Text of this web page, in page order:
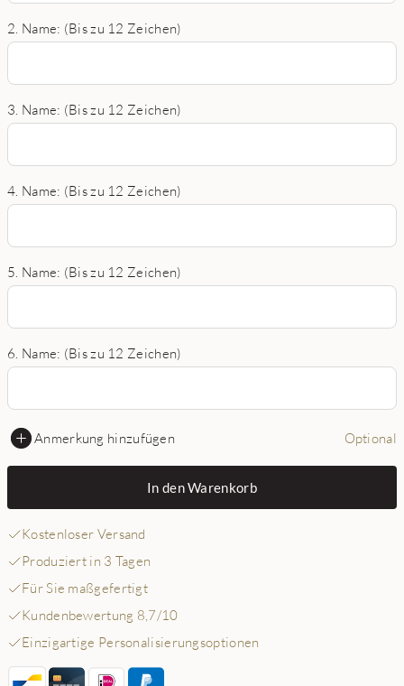
2. Name: (Bis zu 12 Zeichen)
3. Name: (Bis zu 12 Zeichen)
4. Name: (Bis zu 12 Zeichen)
5. Name: (Bis zu 12 Zeichen)
6. Name: (Bis zu 12 Zeichen)
Anmerkung hinzufügen Optional
In den Warenkorb
Kostenloser Versand
Produziert in 3 Tagen
Für Sie maßgefertigt
Kundenbewertung 8,7/10
Einzigartige Personalisierungsoptionen